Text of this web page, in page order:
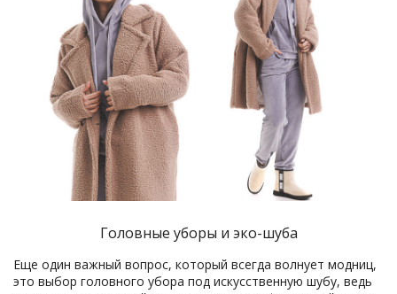
Головные уборы и эко-шуба
Еще один важный вопрос, который всегда волнует модниц,
это выбор головного убора под искусственную шубу, ведь